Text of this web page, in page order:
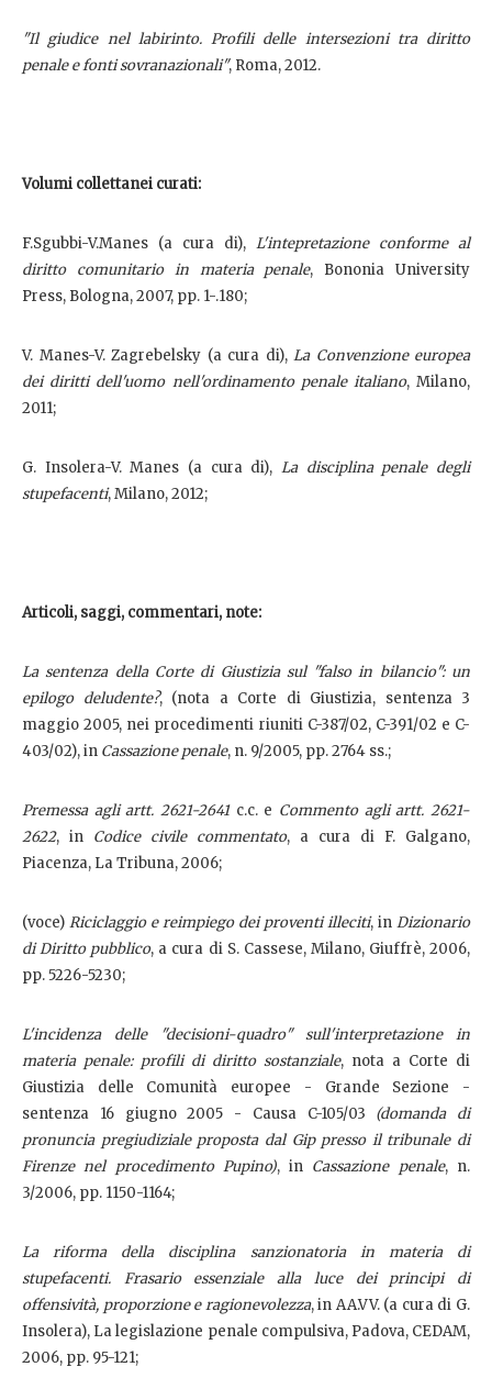
"Il giudice nel labirinto. Profili delle intersezioni tra diritto
penale e fonti sovranazionali", Roma, 2012.
Volumi collettanei curati:
F.Sgubbi-V.Manes (a cura di), L'intepretazione conforme al
diritto comunitario in materia penale, Bononia University
Press, Bologna, 2007, pp. 1-.180;
V. Manes-V. Zagrebelsky (a cura di), La Convenzione europea
dei diritti dell'uomo nell'ordinamento penale italiano, Milano,
2011;
G. Insolera-V. Manes (a cura di), La disciplina penale degli
stupefacenti, Milano, 2012;
Articoli, saggi, commentari, note:
La sentenza della Corte di Giustizia sul "falso in bilancio": un
epilogo deludente?, (nota a Corte di Giustizia, sentenza 3
maggio 2005, nei procedimenti riuniti C-387/02, C-391/02 e C-
403/02), in Cassazione penale, n. 9/2005, pp. 2764 ss.;
Premessa agli artt. 2621-2641c.c. e Commento agli artt. 2621-
2622, in Codice civile commentato, a cura di F. Galgano,
Piacenza, La Tribuna, 2006;
(voce) Riciclaggio e reimpiego dei proventi illeciti, in Dizionario
di Diritto pubblico, a cura di S. Cassese, Milano, Giuffrè, 2006,
pp. 5226-5230;
L'incidenza delle "decisioni-quadro" sull'interpretazione in
materia penale: profili di diritto sostanziale, nota a Corte di
Giustizia delle Comunità europee - Grande Sezione -
sentenza 16 giugno 2005 - Causa C-105/03 (domanda di
pronuncia pregiudiziale proposta dal Gip presso il tribunale di
Firenze nel procedimento Pupino), in Cassazione penale, n.
3/2006, pp. 1150-1164;
La riforma della disciplina sanzionatoria in materia di
stupefacenti. Frasario essenziale alla luce dei principi di
offensività, proporzione e ragionevolezza, in AA.VV. (a cura di G.
Insolera), La legislazione penale compulsiva, Padova, CEDAM,
2006, pp. 95-121;